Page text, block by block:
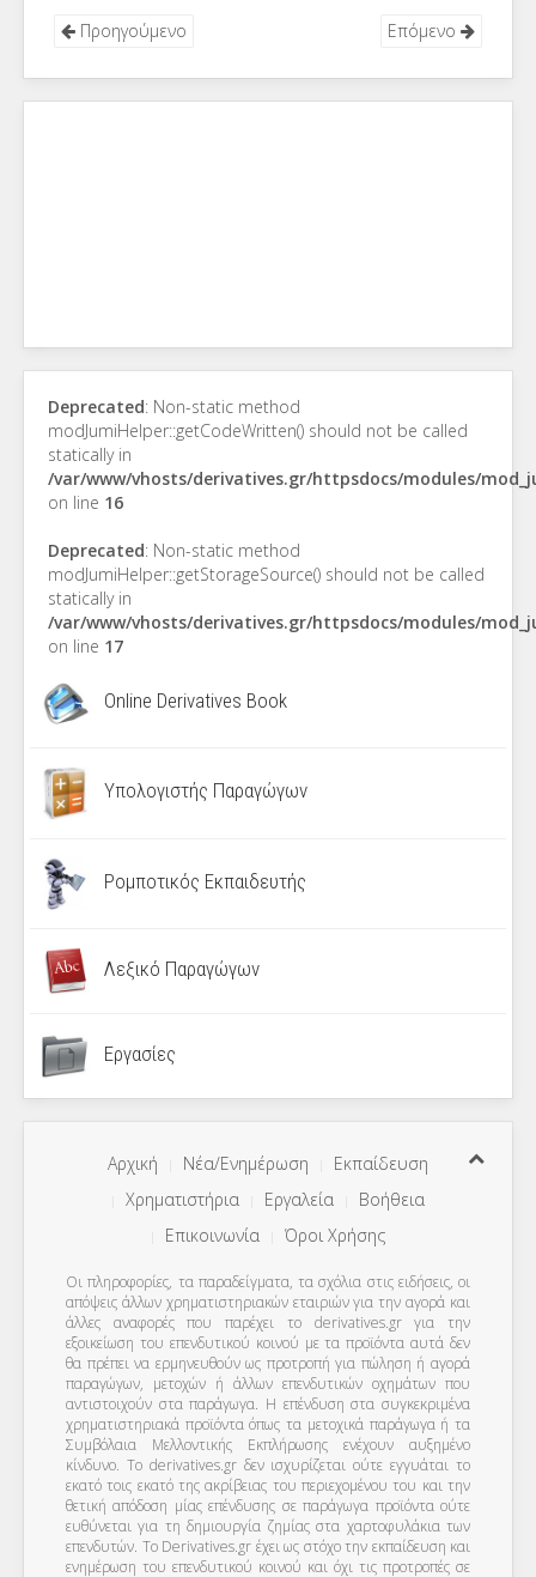
Προηγούμενο Επόμενο
Deprecated: Non-static method
modJumiHelper::getCodeWritten() should not be called
statically in
/var/www/vhosts/derivatives.gr/httpsdocs/modules/
on line 16
Deprecated: Non-static method
modJumiHelper::getStorageSource() should not be called
statically in
/var/www/vhosts/derivatives.gr/httpsdocs/modules/
on line 17
Online Derivatives Book
Υπολογιστής Παραγώγων
Ρομποτικός Εκπαιδευτής
Λεξικό Παραγώγων
Εργασίες
Αρχική Νέα/Ενημέρωση
Εκπαίδευση
Χρηματιστήρια
Εργαλεία
Βοήθεια
Επικοινωνία
Όροι Χρήσης
Οι πληροφορίες, τα παραδείγματα, τα σχόλια στις ειδήσεις, οι
απόψεις άλλων χρηματιστηριακών εταιριών για την αγορά και
άλλες αναφορές που παρέχει το derivatives.gr για την
εξοικείωση του επενδυτικού κοινού με τα προϊόντα αυτά δεν
θα πρέπει να ερμηνευθούν ως προτροπή για πώληση ή αγορά
παραγώγων, μετοχών ή άλλων επενδυτικών οχημάτων που
αντιστοιχούν στα παράγωγα. Η επένδυση στα συγκεκριμένα
χρηματιστηριακά προϊόντα όπως τα μετοχικά παράγωγα ή τα
Συμβόλαια Μελλοντικής Εκπλήρωσης ενέχουν αυξημένο
κίνδυνο. Το derivatives.gr δεν ισχυρίζεται ούτε εγγυάται το
εκατό τοις εκατό της ακρίβειας του περιεχομένου του και την
θετική απόδοση μίας επένδυσης σε παράγωγα προϊόντα ούτε
ευθύνεται για τη δημιουργία ζημίας στα χαρτοφυλάκια των
επενδυτών. To Derivatives.gr έχει ως στόχο την εκπαίδευση και
ενημέρωση του επενδυτικού κοινού και όχι τις προτροπές σε